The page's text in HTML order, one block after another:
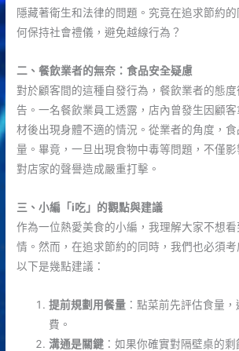
隱藏著衛生和法律的問題。究竟在追求節約
何保持社會禮儀，避免越線行為？
二、餐飲業者的無奈：食品安全疑慮
對於顧客間的這種自發行為，餐飲業者的態
告。一名餐飲業員工透露，店內曾發生因顧
材後出現身體不適的情況。從業者的角度，
量。畢竟，一旦出現食物中毒等問題，不僅
對店家的聲譽造成嚴重打擊。
三、小編「i吃」的觀點與建議
作為一位熱愛美食的小編，我理解大家不想
情。然而，在追求節約的同時，我們也必須考
以下是幾點建議：
提前規劃用餐量 ：點菜前先評估食量
費。
溝通是關鍵 ：如果你確實對隔壁桌的